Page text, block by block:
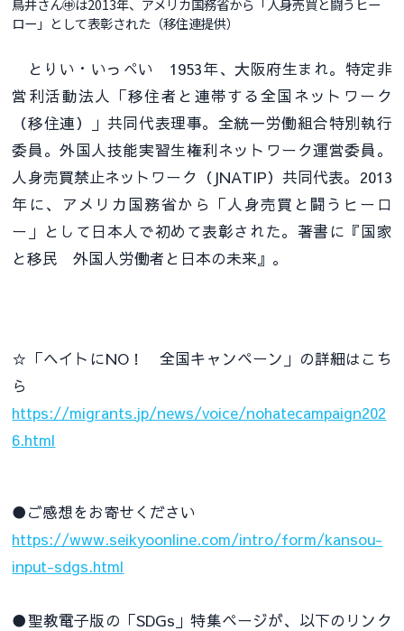
鳥井さん㊥は2013年、アメリカ国務省から「人身売買と闘うヒー
ロー」として表彰された（移住連提供）
とりい・いっぺい 1953年、大阪府生まれ。特定非
営利活動法人「移住者と連帯する全国ネットワーク
（移住連）」共同代表理事。全統一労働組合特別執行
委員。外国人技能実習生権利ネットワーク運営委員。
人身売買禁止ネットワーク（JNATIP）共同代表。2013
年に、アメリカ国務省から「人身売買と闘うヒーロ
ー」として日本人で初めて表彰された。著書に『国家
と移民 外国人労働者と日本の未来』。
☆「ヘイトにNO！ 全国キャンペーン」の詳細はこち
ら
https://migrants.jp/news/voice/nohatecampaign202
6.html
●ご感想をお寄せください
https://www.seikyoonline.com/intro/form/kansou-
input-sdgs.html
●聖教電子版の「SDGs」特集ページが、以下のリンク